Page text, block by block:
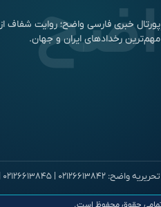
پورتال خبری فارسی واضح؛ روایت شفاف از
مهم‌ترین رخدادهای ایران و جهان.